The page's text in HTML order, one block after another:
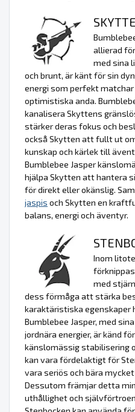
allierad
med sina
och brunt, är känt för sin
energi som perfekt
optimistiska anda.
kanalisera Skyttens
stärker deras fokus och
också Skytten att fullt ut
kunskap och kärlek till
Bumblebee Jasper
hjälpa Skytten att hantera
för direkt eller okänslig.
jaspis och Skytten en
balans, energi och äventyr.
Inom
med
dess förmåga att stärka
karaktäristiska egenskaper
Bumblebee Jasper, med
jordnära energier, är känd
känslomässig stabilisering
kan vara fördelaktigt för
vara seriös och bära
Dessutom främjar detta
uthållighet och